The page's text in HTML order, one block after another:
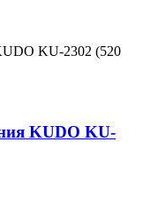
KUDO KU-